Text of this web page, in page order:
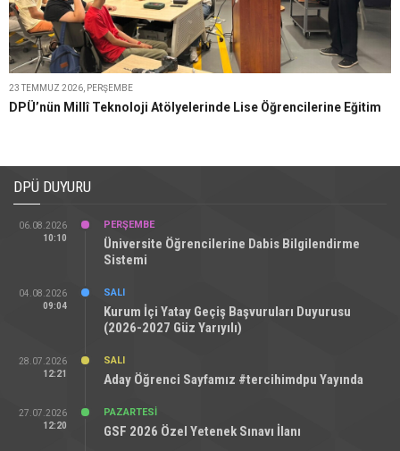
23 TEMMUZ 2026, PERŞEMBE
DPÜ’nün Millî Teknoloji Atölyelerinde Lise Öğrencilerine Eğitim
DPÜ DUYURU
06.08.2026
10:10
PERŞEMBE
Üniversite Öğrencilerine Dabis Bilgilendirme
Sistemi
04.08.2026
09:04
SALI
Kurum İçi Yatay Geçiş Başvuruları Duyurusu
(2026-2027 Güz Yarıyılı)
28.07.2026
12:21
SALI
Aday Öğrenci Sayfamız #tercihimdpu Yayında
27.07.2026
12:20
PAZARTESI
GSF 2026 Özel Yetenek Sınavı İlanı